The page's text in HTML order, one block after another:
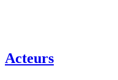
Acteurs